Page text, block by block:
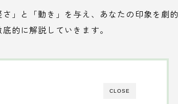
」と「動き」を与え、あなたの印象を劇的
的に解説していきます。
CLOSE